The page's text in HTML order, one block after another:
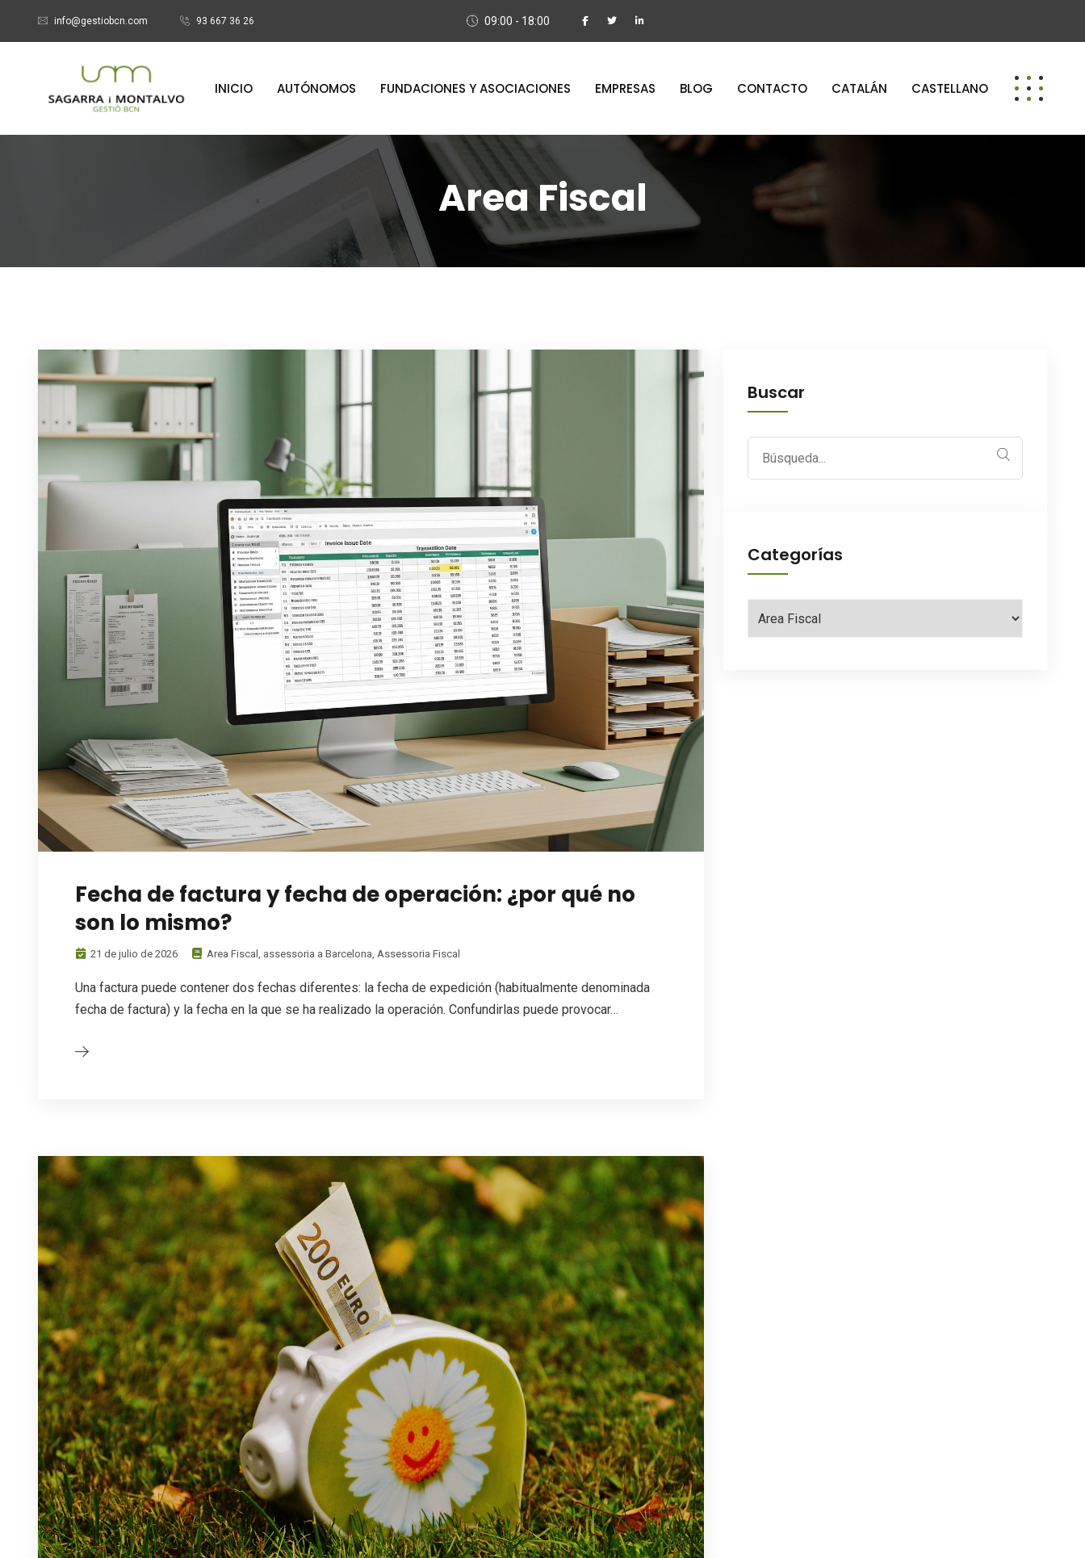
info@gestiobcn.com 93 667 36 26 09:00 - 18:00
INICIO AUTÓNOMOS FUNDACIONES Y ASOCIACIONES EMPRESAS BLOG CONTACTO CATALÁN CASTELLANO
Area Fiscal
Fecha de factura y fecha de operación: ¿por qué no
son lo mismo?
21 de julio de 2026 Area Fiscal , assessoria a Barcelona, Assessoria Fiscal
Una factura puede contener dos fechas diferentes: la fecha de expedición (habitualmente denominada
fecha de factura) y la fecha en la que se ha realizado la operación. Confundirlas puede provocar…
Buscar
Categorías